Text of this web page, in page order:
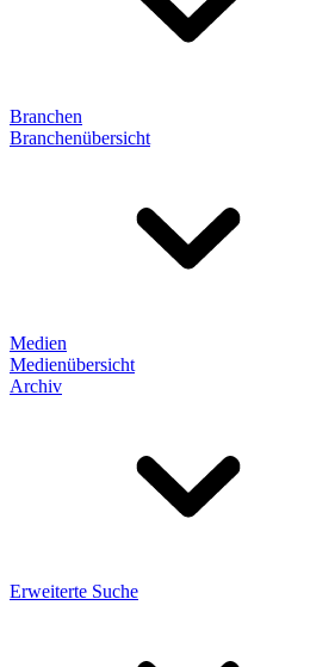
Branchen
Branchenübersicht
Medien
Medienübersicht
Archiv
Erweiterte Suche